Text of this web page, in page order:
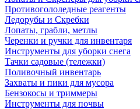
Противогололедные реагенты
Ледорубы и Скребки
Лопаты, грабли, метлы
Черенки и ручки для инвентаря
Инструменты для уборки снега
Тачки садовые (тележки)
Поливочный инвентарь
Захваты и пики для мусора
Бензокосы и триммеры
Инструменты для почвы